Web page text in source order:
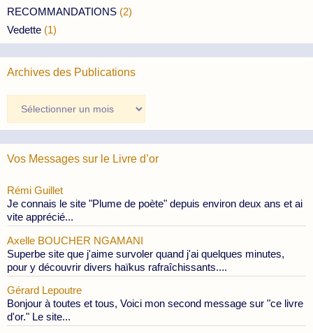
RECOMMANDATIONS (2)
Vedette (1)
Archives des Publications
des
Publications
Vos Messages sur le Livre d’or
Rémi Guillet
Je connais le site "Plume de poète" depuis environ deux ans et ai
vite apprécié...
Axelle BOUCHER NGAMANI
Superbe site que j'aime survoler quand j'ai quelques minutes,
pour y découvrir divers haïkus rafraîchissants....
Gérard Lepoutre
Bonjour à toutes et tous, Voici mon second message sur "ce livre
d'or." Le site...